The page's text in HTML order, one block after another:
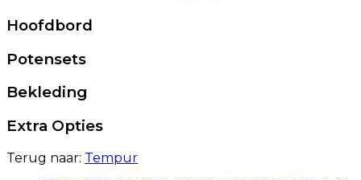
Hoofdbord
Potensets
Bekleding
Extra Opties
Terug naar: Tempur